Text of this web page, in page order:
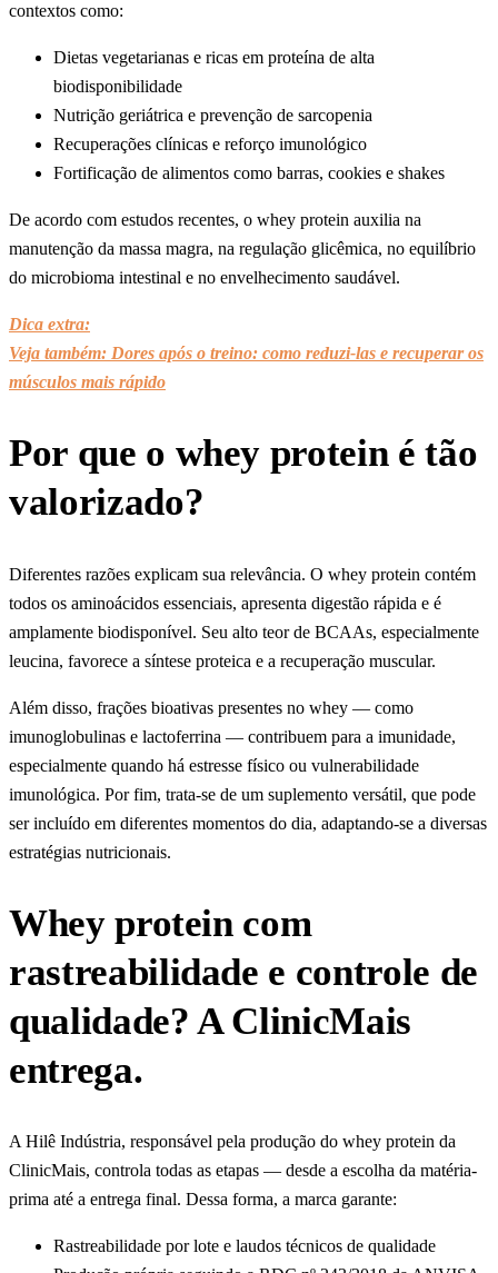
contextos como:
Dietas vegetarianas e ricas em proteína de alta
biodisponibilidade
Nutrição geriátrica e prevenção de sarcopenia
Recuperações clínicas e reforço imunológico
Fortificação de alimentos como barras, cookies e shakes
De acordo com estudos recentes, o whey protein auxilia na
manutenção da massa magra, na regulação glicêmica, no equilíbrio
do microbioma intestinal e no envelhecimento saudável.
Dica extra:
Veja também: Dores após o treino: como reduzi-las e recuperar os
músculos mais rápido
Por que o whey protein é tão
valorizado?
Diferentes razões explicam sua relevância. O whey protein contém
todos os aminoácidos essenciais, apresenta digestão rápida e é
amplamente biodisponível. Seu alto teor de BCAAs, especialmente
leucina, favorece a síntese proteica e a recuperação muscular.
Além disso, frações bioativas presentes no whey — como
imunoglobulinas e lactoferrina — contribuem para a imunidade,
especialmente quando há estresse físico ou vulnerabilidade
imunológica. Por fim, trata-se de um suplemento versátil, que pode
ser incluído em diferentes momentos do dia, adaptando-se a diversas
estratégias nutricionais.
Whey protein com
rastreabilidade e controle de
qualidade? A ClinicMais
entrega.
A Hilê Indústria, responsável pela produção do whey protein da
ClinicMais, controla todas as etapas — desde a escolha da matéria-
prima até a entrega final. Dessa forma, a marca garante:
Rastreabilidade por lote e laudos técnicos de qualidade